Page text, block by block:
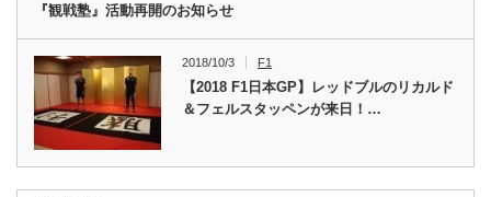
『観戦塾』活動再開のお知らせ
2018/10/3 F1
【2018 F1日本GP】レッドブルのリカルド
＆フェルスタッペンが来日！…